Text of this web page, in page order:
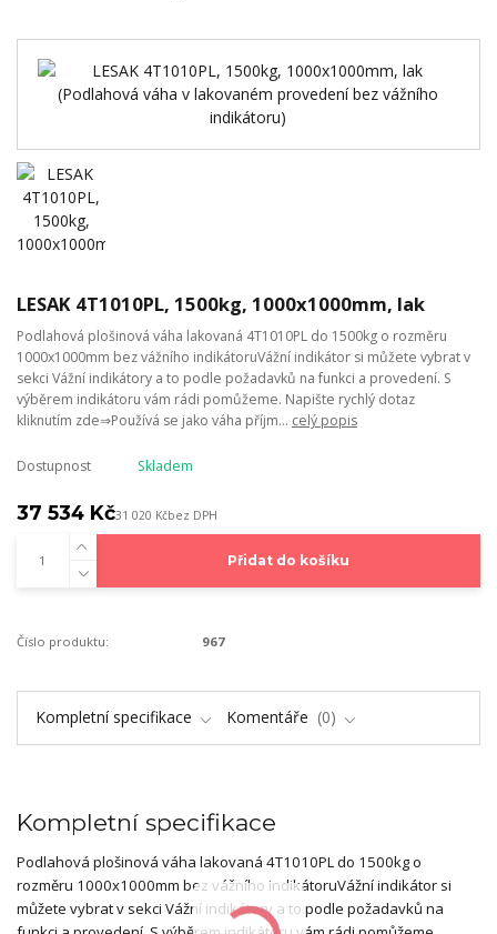
LESAK 4T1010PL, 1500kg, 1000x1000mm, lak
Podlahová plošinová váha lakovaná 4T1010PL do 1500kg o rozměru
1000x1000mm bez vážního indikátoruVážní indikátor si můžete vybrat v
sekci Vážní indikátory a to podle požadavků na funkci a provedení. S
výběrem indikátoru vám rádi pomůžeme. Napište rychlý dotaz
kliknutím zde⇒Používá se jako váha příjm... celý popis
Dostupnost Skladem
37 534 Kč31 020 Kčbez DPH
Přidat do košíku
Číslo produktu: 967
Kompletní specifikace Komentáře 0
Kompletní specifikace
Podlahová plošinová váha lakovaná 4T1010PL do 1500kg o
rozměru 1000x1000mm bez vážního indikátoruVážní indikátor si
můžete vybrat v sekci Vážní indikátory a to podle požadavků na